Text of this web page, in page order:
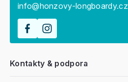
Kontakty & podpora
info@honzovy-longboardy.cz